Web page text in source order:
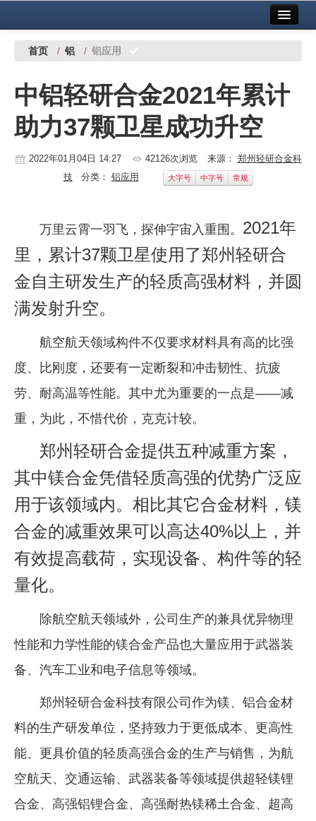
中国有色金属报社主办 广告服务
铜镍铅锌
铝
稀有稀土
镁钛
地矿 建设
党建工作
企业文化
《资源再生》杂志
行情报价
数字报
首页 / 铝 / 铝应用
中铝轻研合金2021年累计
助力37颗卫星成功升空
2022年01月04日 14:27 42126次浏览 来源： 郑州轻研合金科
技分类： 铝应用 大字号 中字号 常规
万里云霄一羽飞，探伸宇宙入重围。 2021年
里，累计37颗卫星使用了郑州轻研合
金自主研发生产的轻质高强材料，并圆
满发射升空。
航空航天领域构件不仅要求材料具有高的比强
度、比刚度，还要有一定断裂和冲击韧性、抗疲
劳、耐高温等性能。其中尤为重要的一点是——减
重，为此，不惜代价，克克计较。
郑州轻研合金提供五种减重方案，
其中镁合金凭借轻质高强的优势广泛应
用于该领域内。相比其它合金材料，镁
合金的减重效果可以高达40%以上，并
有效提高载荷，实现设备、构件等的轻
量化。
除航空航天领域外，公司生产的兼具优异物理
性能和力学性能的镁合金产品也大量应用于武器装
备、汽车工业和电子信息等领域。
郑州轻研合金科技有限公司作为镁、铝合金材
料的生产研发单位，坚持致力于更低成本、更高性
能、更具价值的轻质高强合金的生产与销售，为航
空航天、交通运输、武器装备等领域提供超轻镁锂
合金、高强铝锂合金、高强耐热镁稀土合金、超高